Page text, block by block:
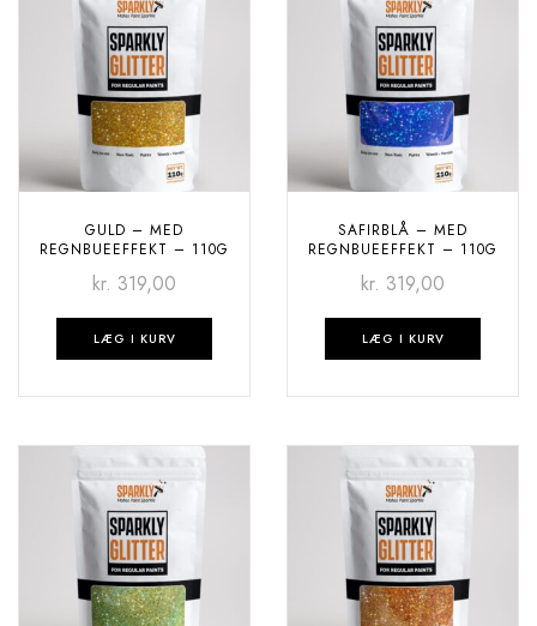
GULD – MED
REGNBUEEFFEKT – 110G
kr. 319,00
LÆG I KURV
SAFIRBLÅ – MED
REGNBUEEFFEKT – 110G
kr. 319,00
LÆG I KURV